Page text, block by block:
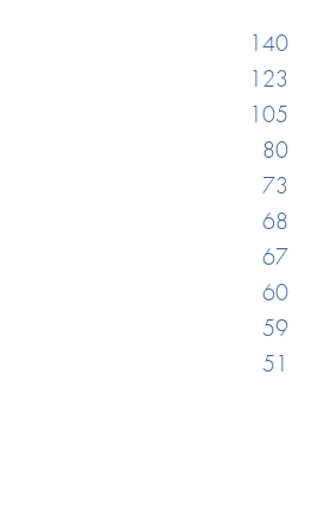
140
123
105
80
73
68
67
60
59
51